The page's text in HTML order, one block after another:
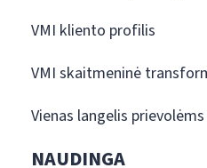
VMI kliento profilis
VMI skaitmeninė
Vienas langelis
NAUDINGA